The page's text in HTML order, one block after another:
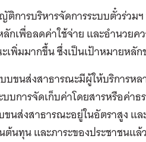
การบริหารจัดการระบบตั๋วร่วม
กเพื่อลดค่าใช้จ่าย และอำนวย
เพิ่มมากขึ้น ซึ่งเป็นเป้าหมายหลัก
บขนส่งสาธารณะมีผู้ให้บริการห
บการจัดเก็บค่าโดยสารหรือค่า
ขนส่งสาธารณะอยู่ในอัตราสูง แ
นทุน และภาระของประชาชนแล้